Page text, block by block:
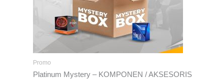
Promo
Platinum Mystery – KOMPONEN / AKSESORIS